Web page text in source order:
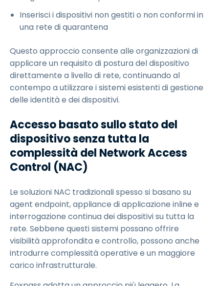
Inserisci i dispositivi non gestiti o non conformi in
una rete di quarantena
Questo approccio consente alle organizzazioni di
applicare un requisito di postura del dispositivo
direttamente a livello di rete, continuando al
contempo a utilizzare i sistemi esistenti di gestione
delle identità e dei dispositivi.
Accesso basato sullo stato del
dispositivo senza tutta la
complessità del Network Access
Control (NAC)
Le soluzioni NAC tradizionali spesso si basano su
agent endpoint, appliance di applicazione inline e
interrogazione continua dei dispositivi su tutta la
rete. Sebbene questi sistemi possano offrire
visibilità approfondita e controllo, possono anche
introdurre complessità operative e un maggiore
carico infrastrutturale.